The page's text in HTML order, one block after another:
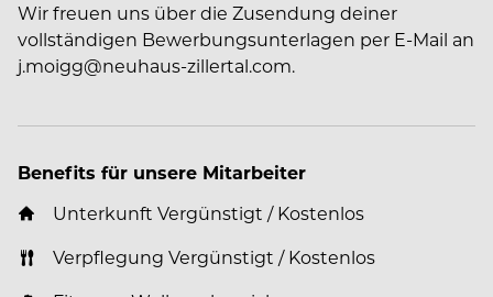
Wir freuen uns über die Zusendung deiner
vollständigen Bewerbungsunterlagen per E-Mail an
j.moigg@neuhaus-zillertal.com.
Benefits für unsere Mitarbeiter
Unterkunft Vergünstigt / Kostenlos
Verpflegung Vergünstigt / Kostenlos